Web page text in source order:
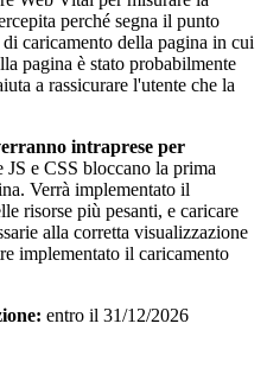
perché segna il punto
caricamento della pagina in cui
pagina è stato probabilmente
a rassicurare l'utente che la
intraprese per
JS e CSS bloccano la prima
Verrà implementato il
risorse più pesanti, e caricare
alla corretta visualizzazione
implementato il caricamento
entro il 31/12/2026